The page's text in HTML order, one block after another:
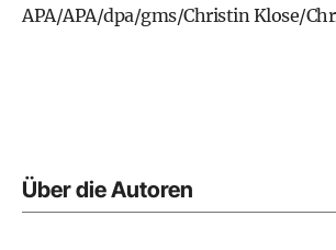
APA/APA/dpa/gms/Christin Klose/
Über die Autoren